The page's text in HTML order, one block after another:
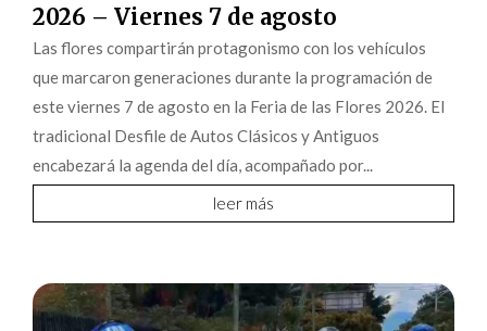
2026 – Viernes 7 de agosto
Las flores compartirán protagonismo con los vehículos
que marcaron generaciones durante la programación de
este viernes 7 de agosto en la Feria de las Flores 2026. El
tradicional Desfile de Autos Clásicos y Antiguos
encabezará la agenda del día, acompañado por...
leer más